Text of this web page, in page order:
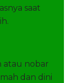
saat
atau nobar
dan dini